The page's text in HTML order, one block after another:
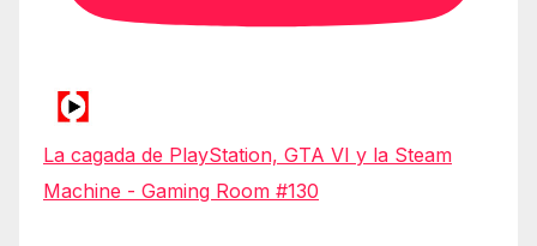
La cagada de PlayStation, GTA VI y la Steam
Machine - Gaming Room #130